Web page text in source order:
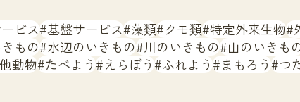
ビス 基盤サービス 藻類 クモ類 特定外来生物
もの 水辺のいきもの 川のいきもの 山のいきも
動物 たべよう えらぼう ふれよう まもろう つ